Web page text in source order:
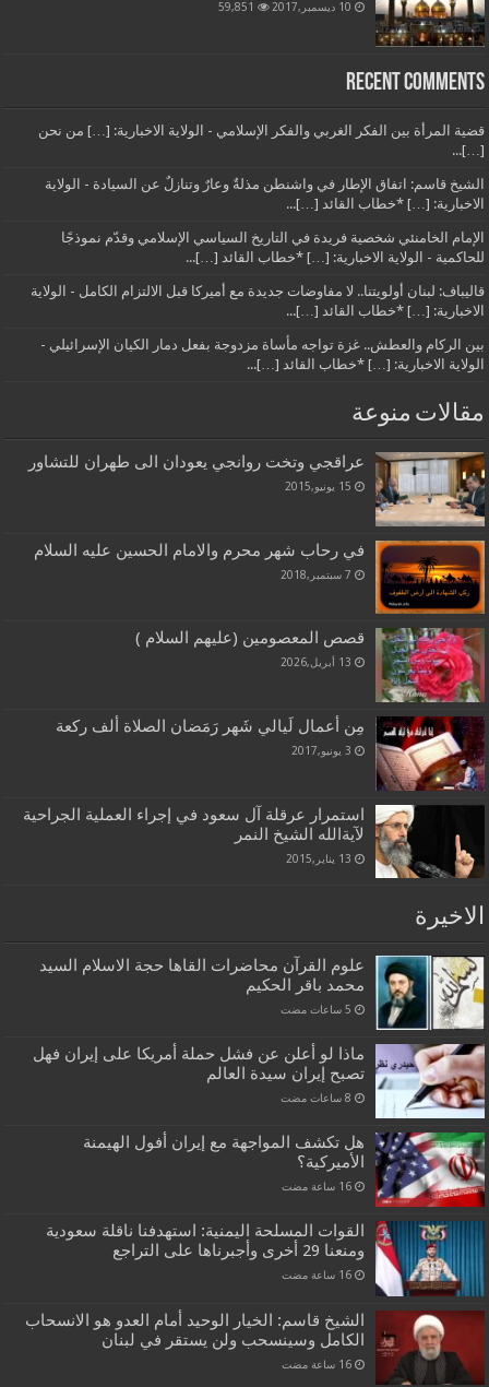
10 ديسمبر,2017 59,851
Recent Comments
قضية المرأة بين الفكر الغربي والفكر الإسلامي - الولاية الاخبارية: […] من نحن
[…]...
الشيخ قاسم: اتفاق الإطار في واشنطن مذلةٌ وعارٌ وتنازلٌ عن السيادة - الولاية
الاخبارية: […] *خطاب القائد […]...
الإمام الخامنئي شخصية فريدة في التاريخ السياسي الإسلامي وقدّم نموذجًا
للحاكمية - الولاية الاخبارية: […] *خطاب القائد […]...
قاليباف: لبنان أولويتنا.. لا مفاوضات جديدة مع أميركا قبل الالتزام الكامل - الولاية
الاخبارية: […] *خطاب القائد […]...
بين الركام والعطش.. غزة تواجه مأساة مزدوجة بفعل دمار الكيان الإسرائيلي -
الولاية الاخبارية: […] *خطاب القائد […]...
مقالات منوعة
عراقجي وتخت روانجي يعودان الى طهران للتشاور
15 يونيو,2015
في رحاب شهر محرم والامام الحسين عليه السلام
7 سبتمبر,2018
قصص المعصومين (عليهم السلام )
13 أبريل,2026
مِن أعمال لَيالي شَهر رَمَضان الصلاة ألف ركعة
3 يونيو,2017
استمرار عرقلة آل سعود في إجراء العملية الجراحية
لآيةالله الشيخ النمر
13 يناير,2015
الاخيرة
علوم القرآن محاضرات القاها حجة الاسلام السيد
محمد باقر الحكيم
ماذا لو أعلن عن فشل حملة أمريكا على إيران فهل
تصبح إيران سيدة العالم
هل تكشف المواجهة مع إيران أفول الهيمنة
الأميركية؟
‏16 ساعة مضت
القوات المسلحة اليمنية: استهدفنا ناقلة سعودية
ومنعنا 29 أخرى وأجبرناها على التراجع
‏16 ساعة مضت
الشيخ قاسم: الخيار الوحيد أمام العدو هو الانسحاب
الكامل وسينسحب ولن يستقر في لبنان
‏16 ساعة مضت